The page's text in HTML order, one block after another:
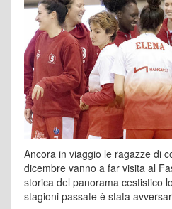
Ancora in viaggio le ragazze di
dicembre vanno a far visita al
storica del panorama cestistico
stagioni passate è stata